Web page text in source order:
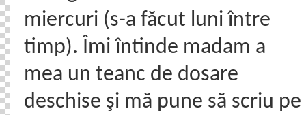
miercuri (s-a făcut luni între
timp). Îmi întinde madam a
mea un teanc de dosare
deschise şi mă pune să scriu pe